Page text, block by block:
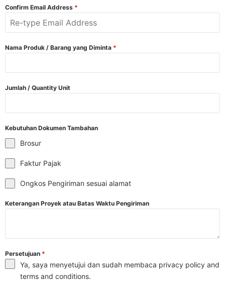
Confirm Email Address *
Nama Produk / Barang yang Diminta *
Jumlah / Quantity Unit
Kebutuhan Dokumen Tambahan
Brosur
Faktur Pajak
Ongkos Pengiriman sesuai alamat
Keterangan Proyek atau Batas Waktu Pengiriman
Persetujuan *
Ya, saya menyetujui dan sudah membaca privacy policy and
terms and conditions.